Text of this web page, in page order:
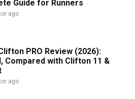
Guide for Runners
ago
PRO Review (2026):
Compared with Clifton 11 &
ago